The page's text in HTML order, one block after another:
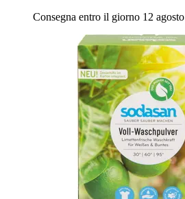
Consegna entro il giorno 12 agosto